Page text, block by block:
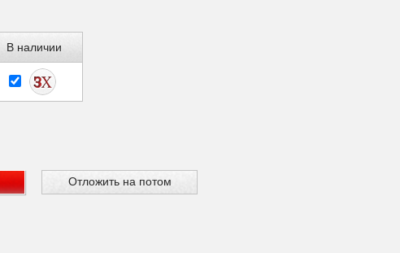
В наличии
Отложить на потом